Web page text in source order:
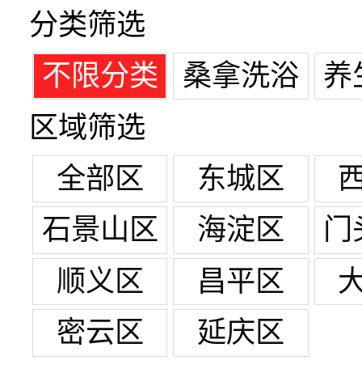
分类筛选
不限分类
桑拿洗浴
养
区域筛选
全部区
东城区
石景山区
海淀区
门
顺义区
昌平区
密云区
延庆区